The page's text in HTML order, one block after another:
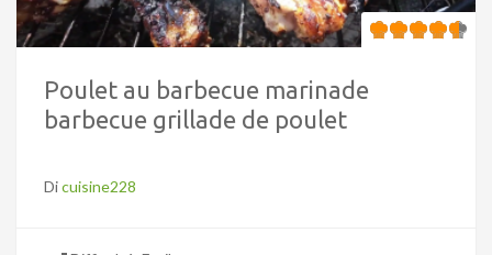
Poulet au barbecue marinade
barbecue grillade de poulet
Dicuisine228